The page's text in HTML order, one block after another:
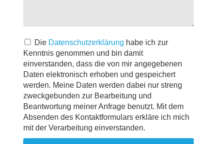
Die Datenschutzerklärung habe ich zur
Kenntnis genommen und bin damit
einverstanden, dass die von mir angegebenen
Daten elektronisch erhoben und gespeichert
werden. Meine Daten werden dabei nur streng
zweckgebunden zur Bearbeitung und
Beantwortung meiner Anfrage benutzt. Mit dem
Absenden des Kontaktformulars erkläre ich mich
mit der Verarbeitung einverstanden.